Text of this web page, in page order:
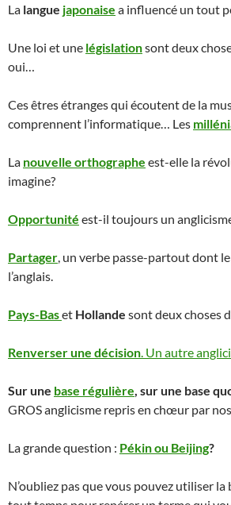
La langue japonaise a influencé un tout
Une loi et une législationsont deux
oui…
Ces êtres étranges qui écoutent de la
comprennent l’informatique… Les
La nouvelle orthographe est-elle la
imagine?
Opportunité est-il toujours un
Partager, un verbe passe-partout dont le
l’anglais.
Pays-Baset Hollande sont deux choses
Renverser une décision. Un autre
Sur une base régulière, sur une base
GROS anglicisme repris en chœur par
La grande question : Pékin ou Beijing?
N’oubliez pas que vous pouvez utiliser